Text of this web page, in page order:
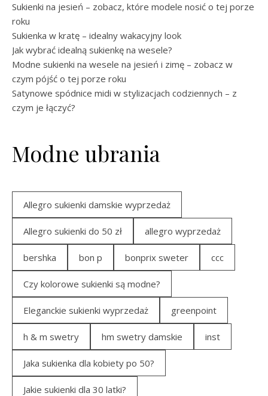
Sukienki na jesień – zobacz, które modele nosić o tej porze
roku
Sukienka w kratę – idealny wakacyjny look
Jak wybrać idealną sukienkę na wesele?
Modne sukienki na wesele na jesień i zimę – zobacz w
czym pójść o tej porze roku
Satynowe spódnice midi w stylizacjach codziennych – z
czym je łączyć?
Modne ubrania
Allegro sukienki damskie wyprzedaż
Allegro sukienki do 50 zł allegro wyprzedaż
bershka bon p bonprix sweter ccc
Czy kolorowe sukienki są modne?
Eleganckie sukienki wyprzedaż greenpoint
h & m swetry hm swetry damskie inst
Jaka sukienka dla kobiety po 50?
Jakie sukienki dla 30 latki?